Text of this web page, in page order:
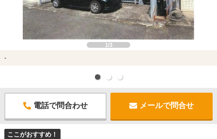
1/3
-
電話で問合わせ メールで問合せ
ここがおすすめ！